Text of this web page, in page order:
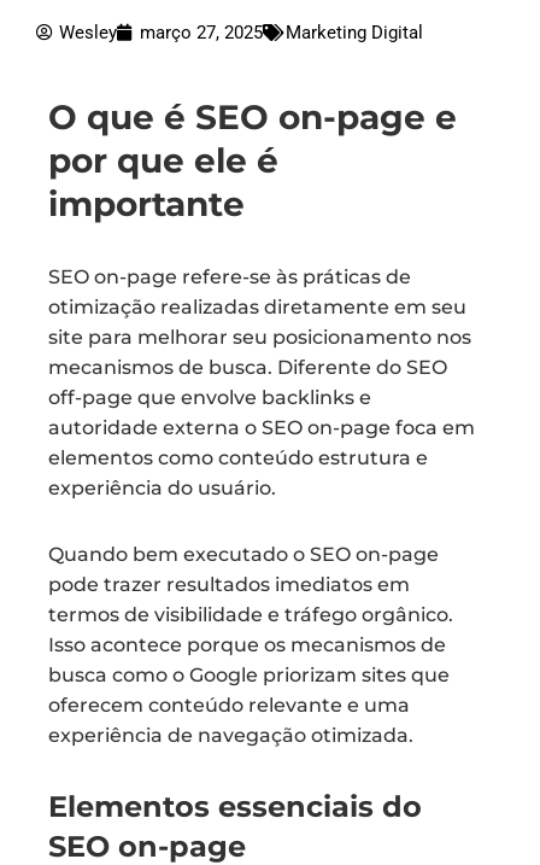
Wesley março 27, 2025 Marketing Digital
O que é SEO on-page e
por que ele é
importante
SEO on-page refere-se às práticas de
otimização realizadas diretamente em seu
site para melhorar seu posicionamento nos
mecanismos de busca. Diferente do SEO
off-page que envolve backlinks e
autoridade externa o SEO on-page foca em
elementos como conteúdo estrutura e
experiência do usuário.
Quando bem executado o SEO on-page
pode trazer resultados imediatos em
termos de visibilidade e tráfego orgânico.
Isso acontece porque os mecanismos de
busca como o Google priorizam sites que
oferecem conteúdo relevante e uma
experiência de navegação otimizada.
Elementos essenciais do
SEO on-page